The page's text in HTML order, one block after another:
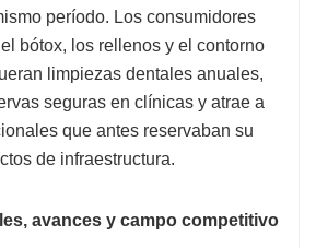
período. Los consumidores
bótox, los rellenos y el contorno
limpiezas dentales anuales,
seguras en clínicas y atrae a
que antes reservaban su
de infraestructura.
avances y campo competitivo